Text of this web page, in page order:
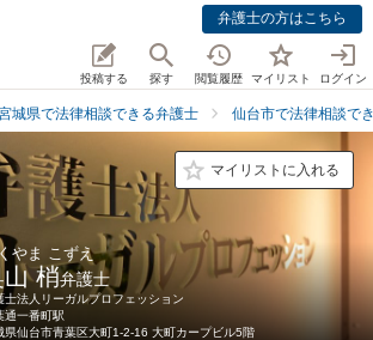
弁護士の方はこちら
投稿する 探す 閲覧履歴 マイリスト ログイン
城県で法律相談できる弁護士 仙台市で法律相談で
マイリストに入れる
やま こずえ
梢弁護士
士法人リーガルプロフェッション
通一番町駅
県仙台市青葉区大町1-2-16 大町カープビル5階